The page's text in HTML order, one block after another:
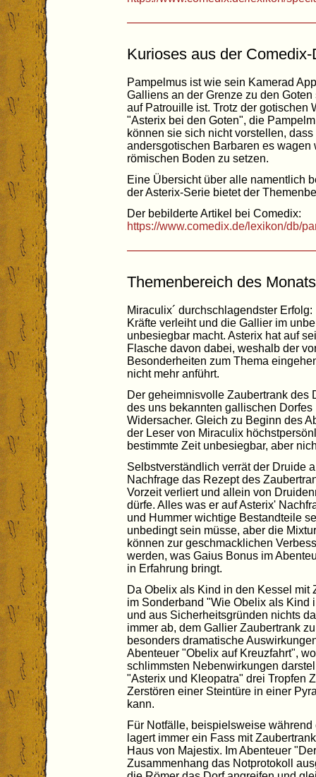
Kurioses aus der
Pampelmus ist wie sein Kamerad
Galliens an der Grenze zu den
auf Patrouille ist. Trotz der gotischen
"Asterix bei den Goten", die
können sie sich nicht vorstellen,
andersgotischen Barbaren es
römischen Boden zu setzen.
Eine Übersicht über alle namentlich
der Asterix-Serie bietet der
Der bebilderte Artikel bei Comedix:
https://www.comedix.de/lexikon/db/
Themenbereich des
Miraculix´ durchschlagendster
Kräfte verleiht und die Gallier im
unbesiegbar macht. Asterix hat auf
Flasche davon dabei, weshalb der
Besonderheiten zum Thema
nicht mehr anführt.
Der geheimnisvolle Zaubertrank des
des uns bekannten gallischen
Widersacher. Gleich zu Beginn des
der Leser von Miraculix
bestimmte Zeit unbesiegbar, aber
Selbstverständlich verrät der Druide
Nachfrage das Rezept des
Vorzeit verliert und allein von
dürfe. Alles was er auf Asterix'
und Hummer wichtige Bestandteile
unbedingt sein müsse, aber die
können zur geschmacklichen
werden, was Gaius Bonus im
in Erfahrung bringt.
Da Obelix als Kind in den Kessel mit
im Sonderband "Wie Obelix als Kind
und aus Sicherheitsgründen nichts
immer ab, dem Gallier Zaubertrank
besonders dramatische
Abenteuer "Obelix auf Kreuzfahrt",
schlimmsten Nebenwirkungen
"Asterix und Kleopatra" drei Tropfen
Zerstören einer Steintüre in einer
kann.
Für Notfälle, beispielsweise
lagert immer ein Fass mit
Haus von Majestix. Im Abenteuer
Zusammenhang das Notprotokoll